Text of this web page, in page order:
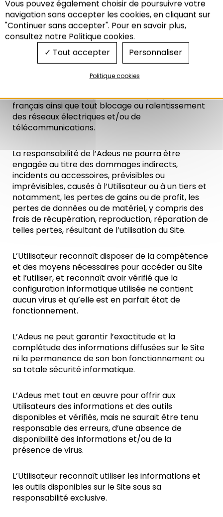
Recherche
tout moment. Toutefois, l’Adeus ne pourra être
tenu responsable en cas d’indisponibilité du Site,
pour quelque cause que ce soit.
La responsabilité de l’Adeus ne pourra être
engagée en cas de dommage causé par
l’Utilisateur ou un tiers, ou par un cas de force
français ainsi que tout blocage ou ralentissement
des réseaux électriques et/ou de
télécommunications.
La responsabilité de l’Adeus ne pourra être
engagée au titre des dommages indirects,
incidents ou accessoires, prévisibles ou
imprévisibles, causés à l’Utilisateur ou à un tiers et
notamment, les pertes de gains ou de profit, les
pertes de données ou de matériel, y compris des
frais de récupération, reproduction, réparation de
telles pertes, résultant de l’utilisation du Site.
L’Utilisateur reconnaît disposer de la compétence
et des moyens nécessaires pour accéder au Site
et l’utiliser, et reconnaît avoir vérifié que la
configuration informatique utilisée ne contient
aucun virus et qu’elle est en parfait état de
fonctionnement.
L’Adeus ne peut garantir l’exactitude et la
complétude des informations diffusées sur le Site
ni la permanence de son bon fonctionnement ou
sa totale sécurité informatique.
L’Adeus met tout en œuvre pour offrir aux
Utilisateurs des informations et des outils
disponibles et vérifiés, mais ne saurait être tenu
responsable des erreurs, d’une absence de
disponibilité des informations et/ou de la
présence de virus.
L’Utilisateur reconnaît utiliser les informations et
les outils disponibles sur le Site sous sa
responsabilité exclusive.
Vous pouvez également choisir de poursuivre votre
navigation sans accepter les cookies, en cliquant sur
"Continuer sans accepter". Pour en savoir plus,
consultez notre Politique cookies.
Tout accepter
Personnaliser
Politique cookies